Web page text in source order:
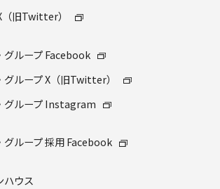
旧Twitter）
グループ Facebook
ループ X（旧Twitter）
グループ Instagram
グループ 採⽤ Facebook
ハウス